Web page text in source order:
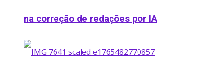
na correção de redações por IA